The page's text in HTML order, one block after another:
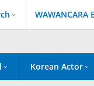
WAWANCARA
Korean Actor